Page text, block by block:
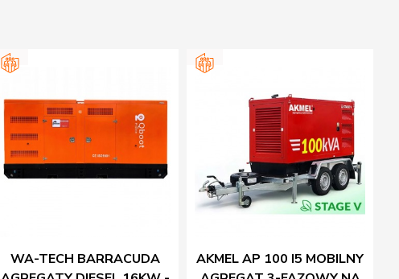
WA-TECH BARRACUDA
AKMEL AP 100 I5 MOBILNY